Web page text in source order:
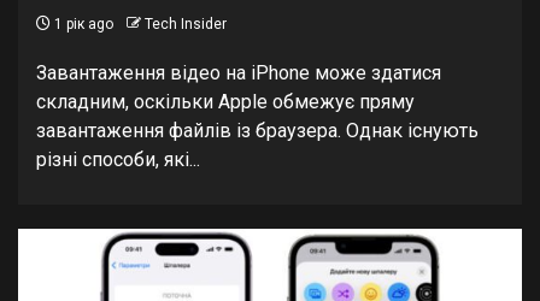
1 рік ago Tech Insider
Завантаження відео на iPhone може здатися
складним, оскільки Apple обмежує пряму
завантаження файлів із браузера. Однак існують
різні способи, які...